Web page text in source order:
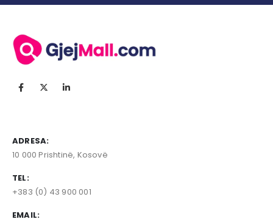
ADRESA:
10 000 Prishtinë, Kosovë
TEL:
+383 (0) 43 900 001
EMAIL: